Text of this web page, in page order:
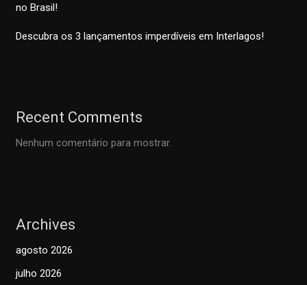
no Brasil!
Descubra os 3 lançamentos imperdíveis em Interlagos!
Recent Comments
Nenhum comentário para mostrar.
Archives
agosto 2026
julho 2026